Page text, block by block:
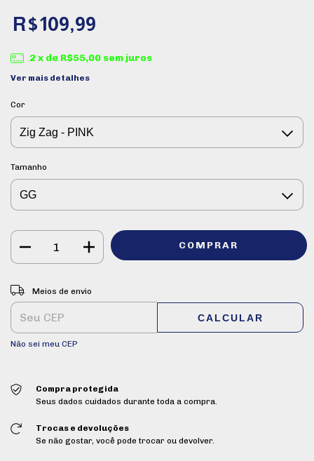
R$109,99
2x de R$55,00 sem juros
Ver mais detalhes
Cor
Tamanho
Entregas para o CEP:
Meios de envio
CALCULAR
Não sei meu CEP
Compra protegida
Seus dados cuidados durante toda a compra.
Trocas e devoluções
Se não gostar, você pode trocar ou devolver.